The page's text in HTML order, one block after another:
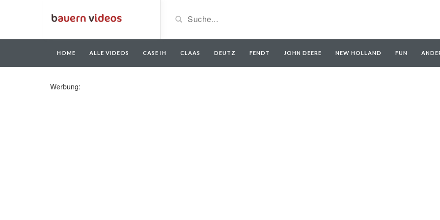
HOME ALLE VIDEOS CASE IH CLAAS DEUTZ FENDT JOHN DEERE NEW HOLLAND FUN
Werbung: